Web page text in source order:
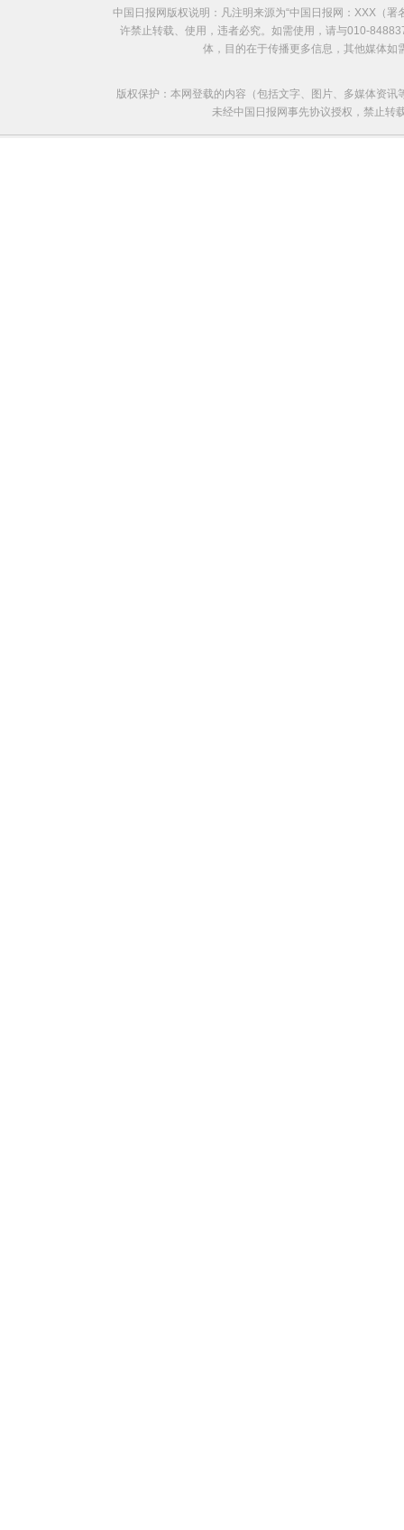
中国日报网版权说明：凡注明来源为“中国日报网：XXX（
许禁止转载、使用，违者必究。如需使用，请与010-
体，目的在于传播更多信息，其他媒体
版权保护：本网登载的内容（包括文字、图片、多媒体资
未经中国日报网事先协议授权，禁止转